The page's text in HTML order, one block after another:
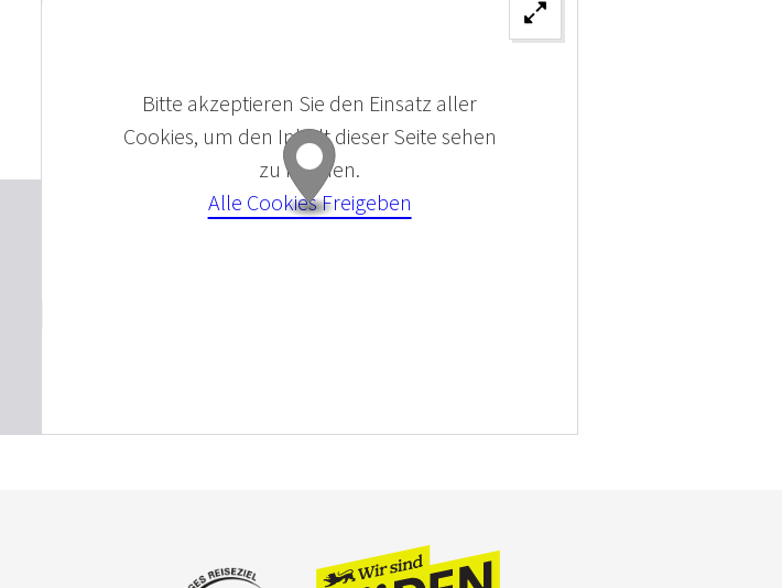
Bitte akzeptieren Sie den Einsatz aller
Cookies, um den Inhalt dieser Seite sehen
zu können.
Alle Cookies Freigeben